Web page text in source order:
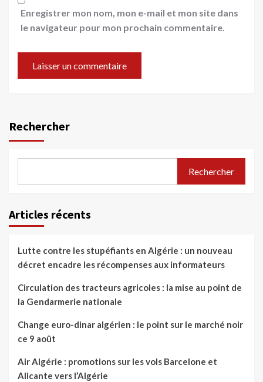
Enregistrer mon nom, mon e-mail et mon site dans
le navigateur pour mon prochain commentaire.
Rechercher
Rechercher
Articles récents
Lutte contre les stupéfiants en Algérie : un nouveau
décret encadre les récompenses aux informateurs
Circulation des tracteurs agricoles : la mise au point de
la Gendarmerie nationale
Change euro-dinar algérien : le point sur le marché noir
ce 9 août
Air Algérie : promotions sur les vols Barcelone et
Alicante vers l’Algérie